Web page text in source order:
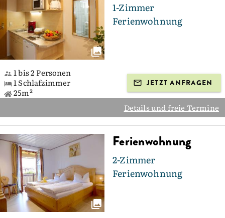
1-Zimmer
Ferienwohnung
1 bis 2 Personen
1 Schlafzimmer
25m²
JETZT ANFRAGEN
Details und freie Termine
Ferienwohnung
2-Zimmer
Ferienwohnung